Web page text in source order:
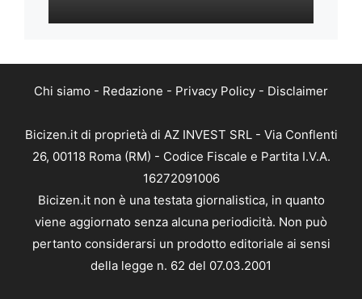
Chi siamo - Redazione - Privacy Policy - Disclaimer
Bicizen.it di proprietà di AZ INVEST SRL - Via Conflenti
26, 00118 Roma (RM) - Codice Fiscale e Partita I.V.A.
16272091006
Bicizen.it non è una testata giornalistica, in quanto
viene aggiornato senza alcuna periodicità. Non può
pertanto considerarsi un prodotto editoriale ai sensi
della legge n. 62 del 07.03.2001